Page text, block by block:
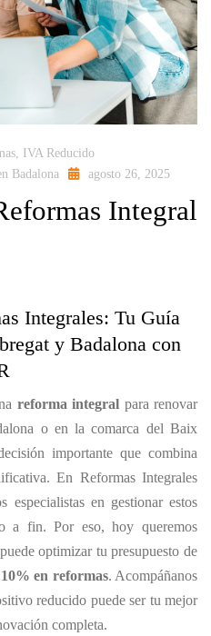
IVA Reducido
Badalona agosto 26, 2025
Integral
Integrales: Tu Guía
y Badalona con
reforma integral para renovar
o en la comarca del Baix
importante que combina
En Reformas Integrales
especialistas en gestionar estos
a fin. Por eso, hoy queremos
optimizar tu presupuesto de
en reformas. Acompáñanos
reducido puede ser tu mejor
completa.